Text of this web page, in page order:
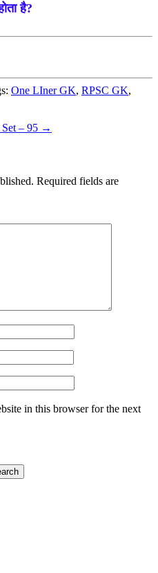
है?
One LIner GK, RPSC GK,
– 95 →
Required fields are
in this browser for the next